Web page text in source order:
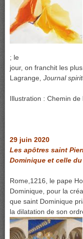
; le
jour, on franchit les
Lagrange, Journal
Illustration : Chemin de
29 juin 2020
Les apôtres saint
Dominique et celle
Rome,1216, le pape
Dominique, pour la
que saint Dominique
la dilatation de son